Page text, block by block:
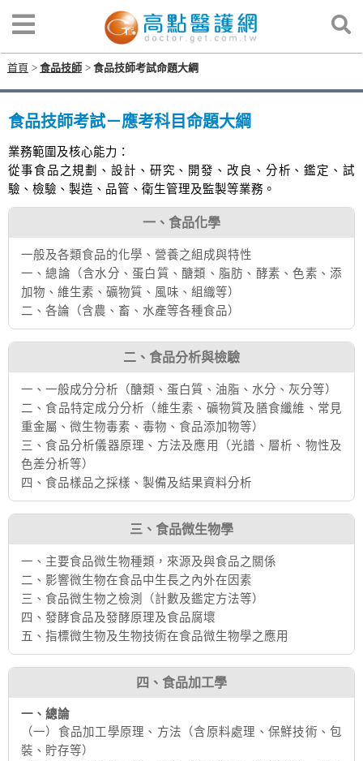
首頁 食品技師 食品技師考試命題大綱
食品技師考試－應考科目命題大綱
業務範圍及核心能力：
從事食品之規劃、設計、研究、開發、改良、分析、鑑定、試
驗、檢驗、製造、品管、衛生管理及監製等業務。
一、食品化學
一般及各類食品的化學、營養之組成與特性
一、總論（含水分、蛋白質、醣類、脂肪、酵素、色素、添
加物、維生素、礦物質、風味、組織等）
二、各論（含農、畜、水產等各種食品）
二、食品分析與檢驗
一、一般成分分析（醣類、蛋白質、油脂、水分、灰分等）
二、食品特定成分分析（維生素、礦物質及膳食纖維、常見
重金屬、微生物毒素、毒物、食品添加物等）
三、食品分析儀器原理、方法及應用（光譜、層析、物性及
色差分析等）
四、食品樣品之採樣、製備及結果資料分析
三、食品微生物學
一、主要食品微生物種類，來源及與食品之關係
二、影響微生物在食品中生長之內外在因素
三、食品微生物之檢測（計數及鑑定方法等）
四、發酵食品及發酵原理及食品腐壞
五、指標微生物及生物技術在食品微生物學之應用
四、食品加工學
一、總論
（一）食品加工學原理、方法（含原料處理、保鮮技術、包
裝、貯存等）